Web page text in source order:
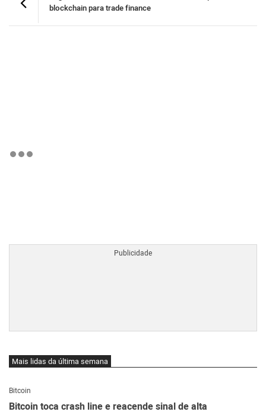
blockchain para trade finance
Mais lidas da última semana
Bitcoin
Bitcoin toca crash line e reacende sinal de alta